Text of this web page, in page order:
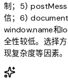
制；5)
信；6)
window.name和
全性较低。选择
现复杂度等因素。